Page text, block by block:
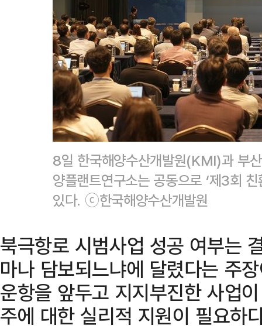
8일 한국해양수산개발원(KMI)과 부
양플랜트연구소는 공동으로 ‘제3회
있다. ⓒ한국해양수산개발원
북극항로 시범사업 성공 여부는
마나 담보되느냐에 달렸다는 주
운항을 앞두고 지지부진한 사업
주에 대한 실리적 지원이 필요하